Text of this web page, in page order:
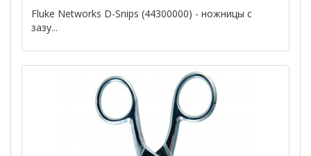
Fluke Networks D-Snips (44300000) - ножницы с
зазу...